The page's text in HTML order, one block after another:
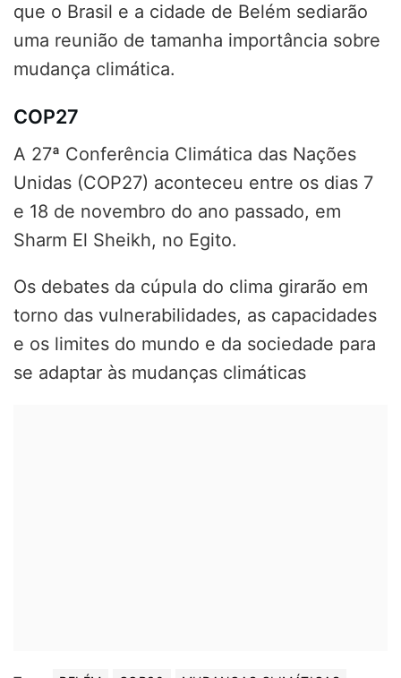
que o Brasil e a cidade de Belém sediarão
uma reunião de tamanha importância sobre
mudança climática.
COP27
A 27ª Conferência Climática das Nações
Unidas (COP27) aconteceu entre os dias 7
e 18 de novembro do ano passado, em
Sharm El Sheikh, no Egito.
Os debates da cúpula do clima girarão em
torno das vulnerabilidades, as capacidades
e os limites do mundo e da sociedade para
se adaptar às mudanças climáticas